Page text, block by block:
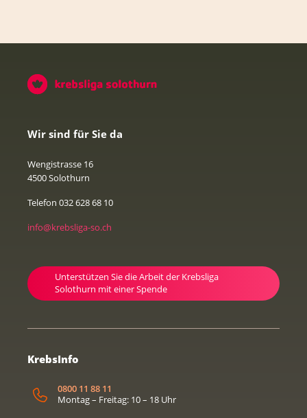
Wir sind für Sie da
Wengistrasse 16
4500 Solothurn
Telefon 032 628 68 10
info@krebsliga-so.ch
Unterstützen Sie die Arbeit der Krebsliga
Solothurn mit einer Spende
KrebsInfo
0800 11 88 11
Montag – Freitag: 10 – 18 Uhr